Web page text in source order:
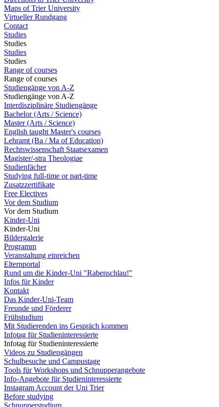
Maps of Trier University
Virtueller Rundgang
Contact
Studies
Studies
Studies
Studies
Range of courses
Range of courses
Studiengänge von A-Z
Studiengänge von A-Z
Interdisziplinäre Studiengänge
Bachelor (Arts / Science)
Master (Arts / Science)
English taught Master's courses
Lehramt (Ba / Ma of Education)
Rechtswissenschaft Staatsexamen
Magister/-stra Theologiae
Studienfächer
Studying full-time or part-time
Zusatzzertifikate
Free Electives
Vor dem Studium
Vor dem Studium
Kinder-Uni
Kinder-Uni
Bildergalerie
Programm
Veranstaltung einreichen
Elternportal
Rund um die Kinder-Uni "Rabenschlau!"
Infos für Kinder
Kontakt
Das Kinder-Uni-Team
Freunde und Förderer
Frühstudium
Mit Studierenden ins Gespräch kommen
Infotag für Studieninteressierte
Infotag für Studieninteressierte
Videos zu Studiengängen
Schulbesuche und Campustage
Tools für Workshops und Schnupperangebote
Info-Angebote für Studieninteressierte
Instagram Account der Uni Trier
Before studying
Schnupperstudium